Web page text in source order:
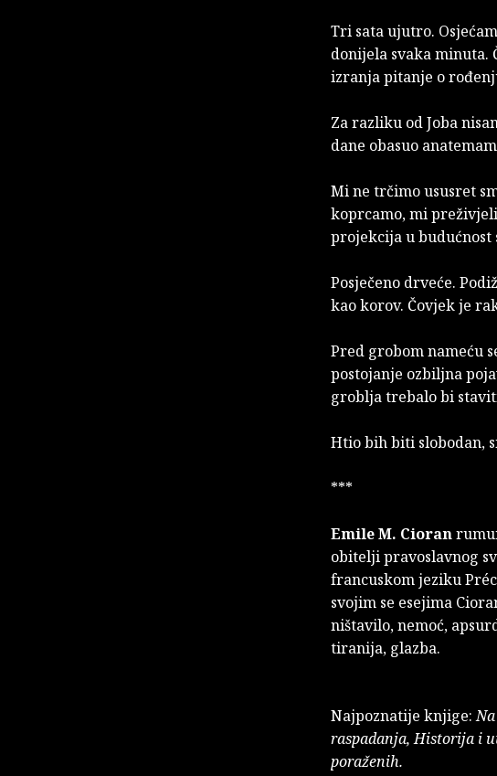
Tri sata ujutro.
donijela svaka minuta.
izranja pitanje o
Za razliku od Joba
dane obasuo
Mi ne trčimo ususret
koprcamo, mi
projekcija u budućnost
Posječeno drveće.
kao korov. Čovjek je
Pred grobom nameću
postojanje ozbiljna
groblja trebalo bi
Htio bih biti slobodan,
***
Emile M. Cioran
obitelji pravoslavnog
francuskom jeziku
svojim se esejima
ništavilo, nemoć,
tiranija, glazba.
Najpoznatije knjige:
raspadanja, Historija i
poraženih.